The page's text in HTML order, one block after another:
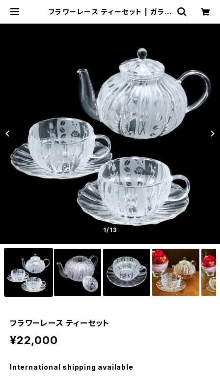
フラワーレース ティーセット | ガラス
1/13
フラワーレース ティーセット
¥22,000
International shipping available